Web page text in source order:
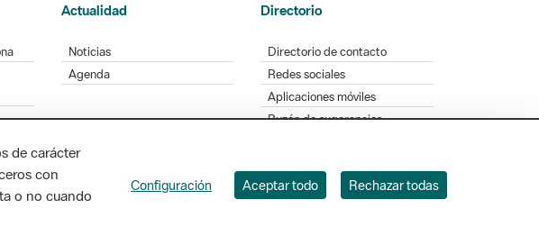
Actualidad
Noticias
Agenda
Directorio
Directorio de contacto
Redes sociales
Aplicaciones móviles
Buzón de sugerencias
Llacuna, 1a planta. Badajoz, 49. 08005 Barcelona. Tel. 934 022 428
de carácter
con
o no cuando
Configuración Aceptar todo Rechazar todas